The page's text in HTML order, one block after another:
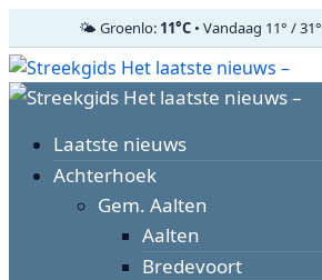
🌤️ Groenlo: 11°C• Vandaag 11° / 31°
Ga
naar
inhoud
Primair
Laatste nieuws
Achterhoek
Gem. Aalten
Aalten
Bredevoort